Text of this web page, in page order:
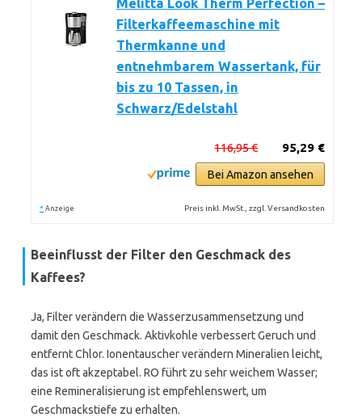
Melitta Look Therm Perfection –
Filterkaffeemaschine mit
Thermkanne und
entnehmbarem Wassertank, für
bis zu 10 Tassen, in
Schwarz/Edelstahl
95,29 €
116,95 €
Bei Amazon ansehen
* Anzeige Preis inkl. MwSt., zzgl. Versandkosten
Beeinflusst der Filter den Geschmack des
Kaffees?
Ja, Filter verändern die Wasserzusammensetzung und
damit den Geschmack. Aktivkohle verbessert Geruch und
entfernt Chlor. Ionentauscher verändern Mineralien leicht,
das ist oft akzeptabel. RO führt zu sehr weichem Wasser;
eine Remineralisierung ist empfehlenswert, um
Geschmackstiefe zu erhalten.